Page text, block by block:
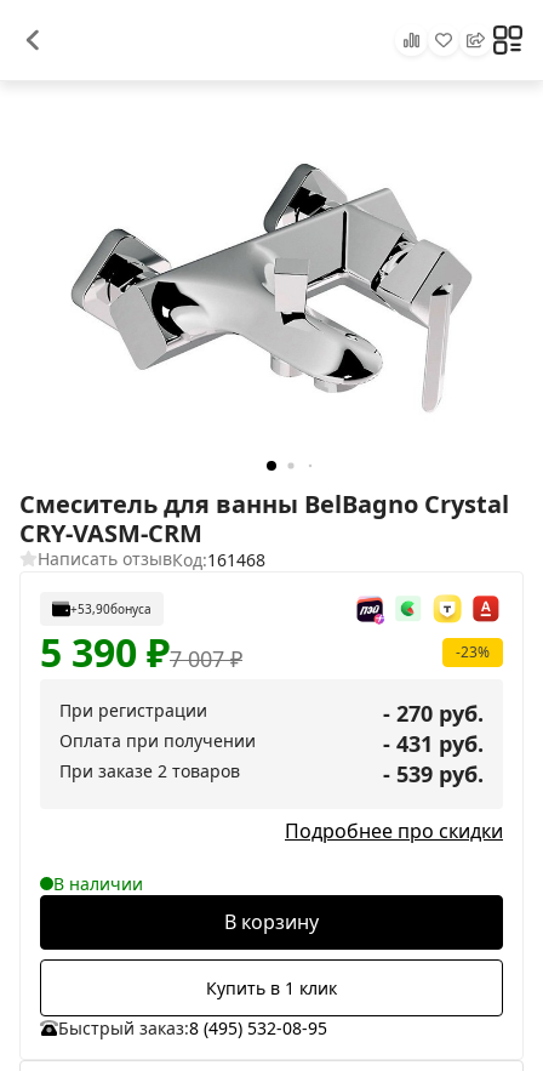
Смеситель для ванны BelBagno Crystal
CRY-VASM-CRM
Написать отзывКод:161468
+53,90бонуса
7 007₽
5 390₽ -23%
При регистрации - 270 руб.
Оплата при получении - 431 руб.
При заказе 2 товаров - 539 руб.
Подробнее про скидки
В наличии
В корзину
Купить в 1 клик
Быстрый заказ:8 (495) 532-08-95